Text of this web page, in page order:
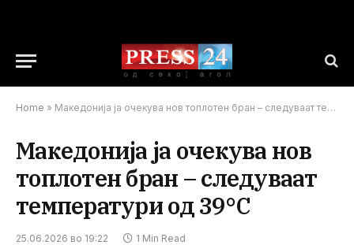
Home » Македонија ја очекува нов топлотен бран – следуваат температури од 39°C
Македонија ја очекува нов
топлотен бран – следуваат
температури од 39°C
25.06.2026 во 19:22 1 Min Read